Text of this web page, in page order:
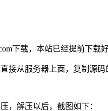
下载，本站已经提前下载
接从服务器上面，复制源
，解压以后，截图如下：